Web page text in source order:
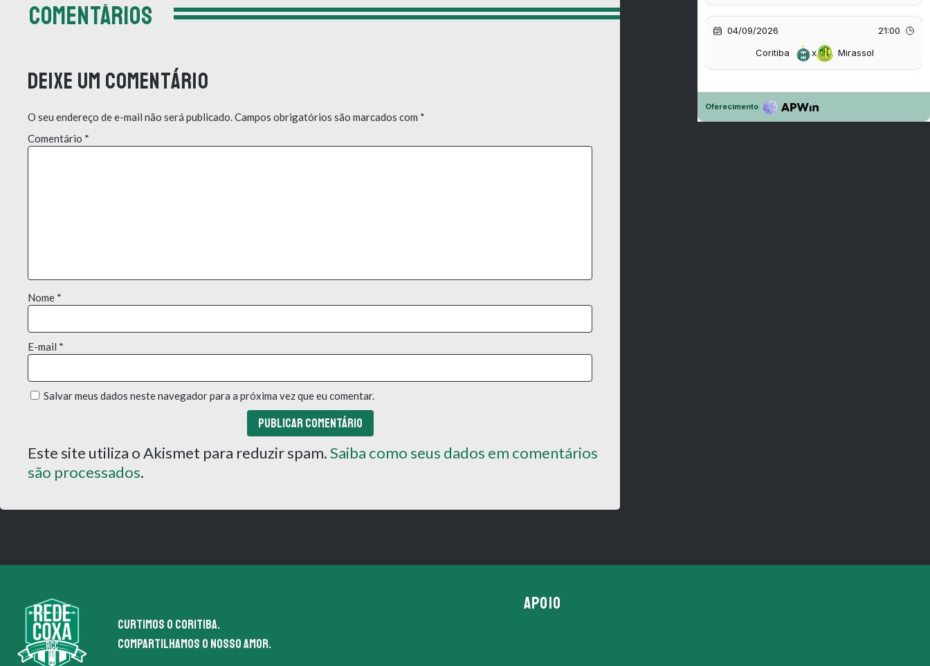
COMENTÁRIOS
Deixe um comentário
O seu endereço de e-mail não será publicado.Campos obrigatórios são marcados com *
Comentário *
Nome *
E-mail *
Salvar meus dados neste navegador para a próxima vez que eu comentar.
Este site utiliza o Akismet para reduzir spam.Saiba como seus dados em comentários
são processados.
Curtimos o coritiba.
Compartilhamos o nosso amor.
APOIO